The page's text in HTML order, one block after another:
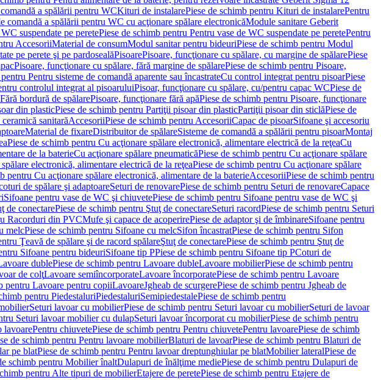
a spălării pentru WCKituri de instalarePiese de schimb pentru Kituri de instalarePentru
comandă a spălării pentru WC cu acţionare spălare electronicăModule sanitare Geberit
suspendate pe peretePiese de schimb pentru Pentru vase de WC suspendate pe peretePentru
AccesoriiMaterial de consumModul sanitar pentru bideuriPiese de schimb pentru Modul
pe perete şi pe pardosealăPisoarePisoare, funcţionare cu spălare, cu margine de spălarePiese
Pisoare, funcţionare cu spălare, fără margine de spălarePiese de schimb pentru Pisoare,
Pentru sisteme de comandă aparente sau încastrateCu control integrat pentru pisoarPiese
controlul integrat al pisoaruluiPisoar, funcţionare cu spălare, cu/pentru capac WCPiese de
bordură de spălarePisoare, funcţionare fără apăPiese de schimb pentru Pisoare, funcţionare
din plasticPiese de schimb pentru Partiţii pisoar din plasticPartiţii pisoar din sticlăPiese de
sanitarăAccesoriiPiese de schimb pentru AccesoriiCapac de pisoarSifoane şi accesoriu
Material de fixareDistribuitor de spălareSisteme de comandă a spălării pentru pisoarMontaj
Piese de schimb pentru Cu acţionare spălare electronică, alimentare electrică de la reţeaCu
de la baterieCu acţionare spălare pneumaticăPiese de schimb pentru Cu acţionare spălare
electronică, alimentare electrică de la reţeaPiese de schimb pentru Cu acţionare spălare
pentru Cu acţionare spălare electronică, alimentare de la baterieAccesoriiPiese de schimb pentru
de spălare şi adaptoareSeturi de renovarePiese de schimb pentru Seturi de renovareCapace
Sifoane pentru vase de WC şi chiuvetePiese de schimb pentru Sifoane pentru vase de WC şi
de conectarePiese de schimb pentru Ştuţ de conectareSeturi racordPiese de schimb pentru Seturi
Racorduri din PVCMufe şi capace de acoperirePiese de adaptor şi de îmbinareSifoane pentru
melcPiese de schimb pentru Sifoane cu melcSifon încastratPiese de schimb pentru Sifon
Ţeavă de spălare şi de racord spălareŞtuţ de conectarePiese de schimb pentru Ştuţ de
Sifoane pentru bideuriSifoane tip PPiese de schimb pentru Sifoane tip PCoturi de
dublePiese de schimb pentru Lavoare dubleLavoare mobilierPiese de schimb pentru
de colţLavoare semiîncorporateLavoare încorporatePiese de schimb pentru Lavoare
pentru Lavoare pentru copiiLavoareJgheab de scurgerePiese de schimb pentru Jgheab de
pentru PiedestaluriPiedestaluriSemipiedestalePiese de schimb pentru
Seturi lavoar cu mobilierPiese de schimb pentru Seturi lavoar cu mobilierSeturi de lavoar
Seturi lavoar mobilier cu dulapSeturi lavoar încorporat cu mobilierPiese de schimb pentru
lavoarePentru chiuvetePiese de schimb pentru Pentru chiuvetePentru lavoarePiese de schimb
de schimb pentru Pentru lavoare mobilierBlaturi de lavoarPiese de schimb pentru Blaturi de
pe blatPiese de schimb pentru Pentru lavoar dreptunghiular pe blatMobilier lateralPiese de
schimb pentru Mobilier înaltDulapuri de înălţime mediePiese de schimb pentru Dulapuri de
pentru Alte tipuri de mobilierEtajere de peretePiese de schimb pentru Etajere de